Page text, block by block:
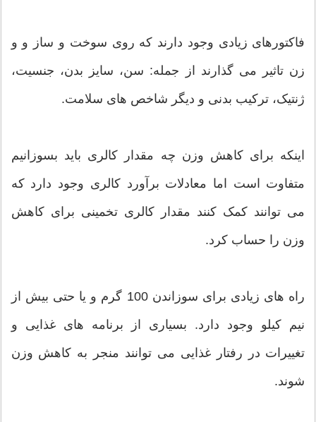
فاکتورهای زیادی وجود دارند که روی سوخت و ساز و و
زن تاثیر می گذارند از جمله: سن، سایز بدن، جنسیت،
ژنتیک، ترکیب بدنی و دیگر شاخص های سلامت.
اینکه برای کاهش وزن چه مقدار کالری باید بسوزانیم
متفاوت است اما معادلات برآورد کالری وجود دارد که
می توانند کمک کنند مقدار کالری تخمینی برای کاهش
وزن را حساب کرد.
راه های زیادی برای سوزاندن 100 گرم و یا حتی بیش از
نیم کیلو وجود دارد. بسیاری از برنامه های غذایی و
تغییرات در رفتار غذایی می توانند منجر به کاهش وزن
شوند.